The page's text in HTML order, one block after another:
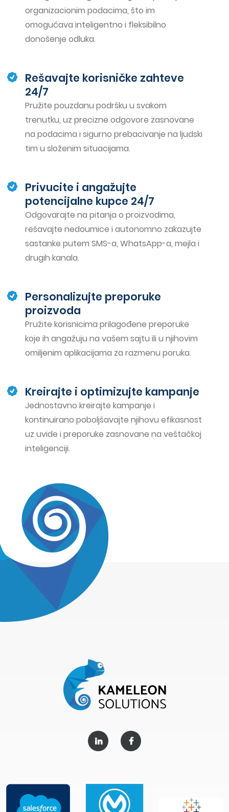
organizacionim podacima, što im
omogućava inteligentno i fleksibilno
donošenje odluka.
Rešavajte korisničke zahteve
24/7
Pružite pouzdanu podršku u svakom
trenutku, uz precizne odgovore zasnovane
na podacima i sigurno prebacivanje na ljudski
tim u složenim situacijama.
Privucite i angažujte
potencijalne kupce 24/7
Odgovarajte na pitanja o proizvodima,
rešavajte nedoumice i autonomno zakazujte
sastanke putem SMS-a, WhatsApp-a, mejla i
drugih kanala.
Personalizujte preporuke
proizvoda
Pružite korisnicima prilagođene preporuke
koje ih angažuju na vašem sajtu ili u njihovim
omiljenim aplikacijama za razmenu poruka.
Kreirajte i optimizujte kampanje
Jednostavno kreirajte kampanje i
kontinuirano poboljšavajte njihovu efikasnost
uz uvide i preporuke zasnovane na veštačkoj
inteligenciji.